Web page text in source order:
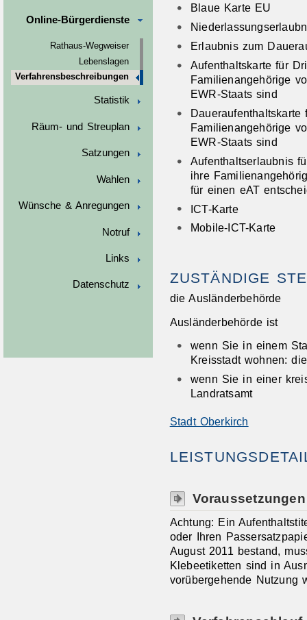
Online-Bürgerdienste
Rathaus-Wegweiser
Lebenslagen
Verfahrensbeschreibungen
Statistik
Räum- und Streuplan
Satzungen
Wahlen
Wünsche & Anregungen
Notruf
Links
Datenschutz
Blaue Karte EU
Erlaubnis zum
Aufenthaltskarte für
Familienangehörige
EWR-Staats sind
Familienangehörige
EWR-Staats sind
Aufenthaltserlaubnis
ihre
für einen eAT
ICT-Karte
Mobile-ICT-Karte
ZUSTÄNDIGE
die Ausländerbehörde
Ausländerbehörde ist
wenn Sie in einem
Kreisstadt wohnen:
wenn Sie in einer
Landratsamt
Stadt Oberkirch
Voraussetzungen
Achtung: Ein
oder Ihren
August 2011 bestand,
Klebeetiketten sind in
vorübergehende Nutzung